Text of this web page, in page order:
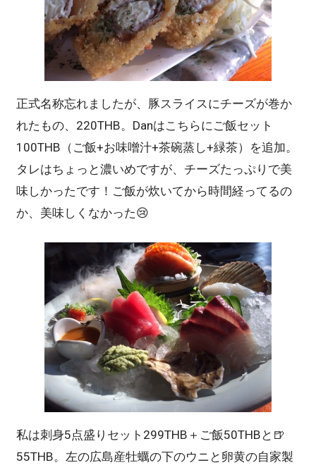
正式名称忘れましたが、豚スライスにチーズが巻か
れたもの、220THB。Danはこちらにご飯セット
100THB（ご飯+お味噌汁+茶碗蒸し+緑茶）を追加。
タレはちょっと濃いめですが、チーズたっぷりで美
味しかったです！ご飯が炊いてから時間経ってるの
か、美味しくなかった😢
私は刺身5点盛りセット299THB＋ご飯50THBと🍺
55THB。左の広島産牡蠣の下のウニと卵黄の自家製